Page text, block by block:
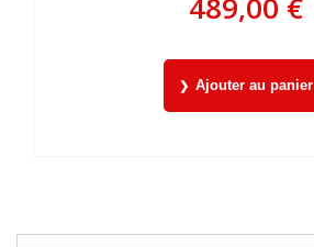
Ajouter au panier